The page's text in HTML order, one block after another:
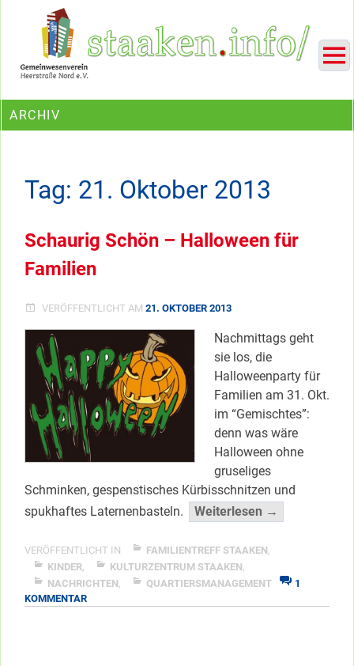
Ein Projekt des Gemeinwesenvereins Heerstraße Nord
ARCHIV
Tag: 21. Oktober 2013
Schaurig Schön – Halloween für
Familien
VERÖFFENTLICHT AM 21. OKTOBER 2013
Nachmittags geht
sie los, die
Halloweenparty für
Familien am 31. Okt.
im “Gemischtes”:
denn was wäre
Halloween ohne
gruseliges
Schminken, gespenstisches Kürbisschnitzen und
spukhaftes Laternenbasteln.
Weiterlesen →
für
Familien”
VERÖFFENTLICHT IN FAMILIENTREFF STAAKEN,
KINDER, KULTURZENTRUM STAAKEN,
NACHRICHTEN, QUARTIERSMANAGEMENT
1
KOMMENTARZU